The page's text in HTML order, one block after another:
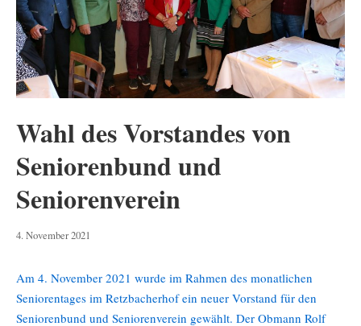
Wahl des Vorstandes von
Seniorenbund und
Seniorenverein
4. November 2021
Am 4. November 2021 wurde im Rahmen des monatlichen
Seniorentages im Retzbacherhof ein neuer Vorstand für den
Seniorenbund und Seniorenverein gewählt. Der Obmann Rolf